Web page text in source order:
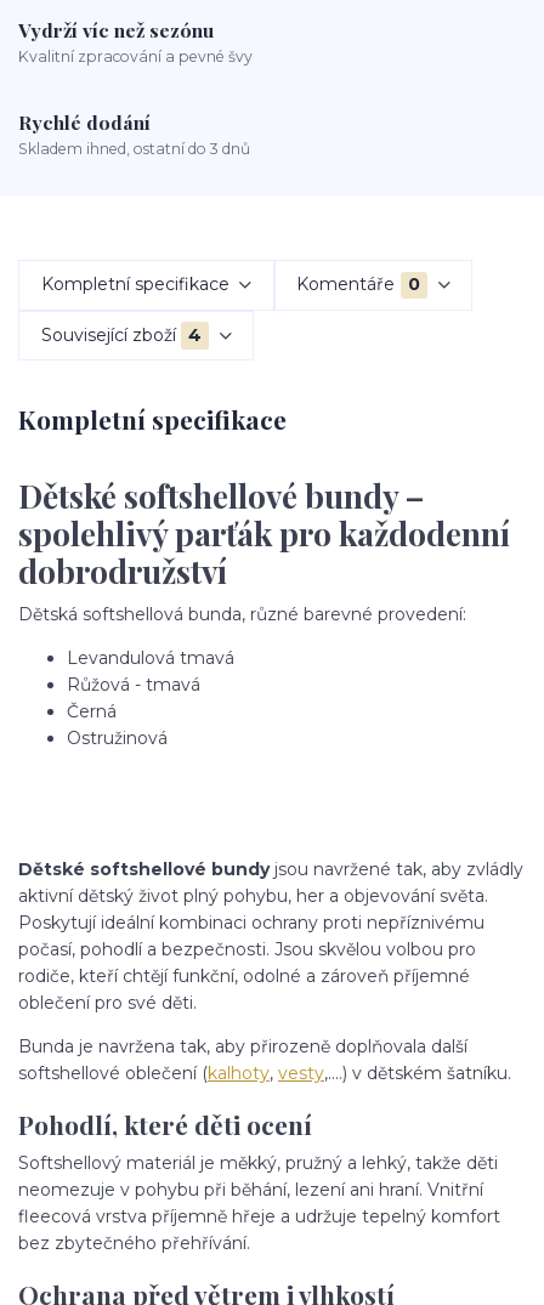
Vydrží víc než sezónu
Kvalitní zpracování a pevné švy
Rychlé dodání
Skladem ihned, ostatní do 3 dnů
Kompletní specifikace Komentáře 0
Související zboží 4
Kompletní specifikace
Dětské softshellové bundy –
spolehlivý parťák pro každodenní
dobrodružství
Dětská softshellová bunda, různé barevné provedení:
Levandulová tmavá
Růžová - tmavá
Černá
Ostružinová
Dětské softshellové bundyjsou navržené tak, aby zvládly
aktivní dětský život plný pohybu, her a objevování světa.
Poskytují ideální kombinaci ochrany proti nepříznivému
počasí, pohodlí a bezpečnosti. Jsou skvělou volbou pro
rodiče, kteří chtějí funkční, odolné a zároveň příjemné
oblečení pro své děti.
Bunda je navržena tak, aby přirozeně doplňovala další
softshellové oblečení (kalhoty, vesty,....) v dětském šatníku.
Pohodlí, které děti ocení
Softshellový materiál je měkký, pružný a lehký, takže děti
neomezuje v pohybu při běhání, lezení ani hraní. Vnitřní
fleecová vrstva příjemně hřeje a udržuje tepelný komfort
bez zbytečného přehřívání.
Ochrana před větrem i vlhkostí